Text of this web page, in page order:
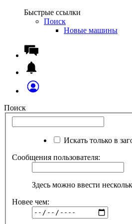
Быстрые ссылки
Поиск
Новые машины
Поиск
Искать только в
Сообщения пользователя:
Здесь можно ввести
Новее чем: